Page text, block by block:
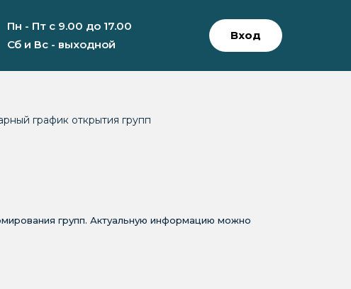
Пн - Пт с 9.00 до 17.00
Сб и Вс - выходной
Вход
график открытия групп
групп. Актуальную информацию можно